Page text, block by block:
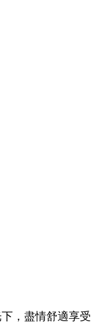
，盡情舒適享受